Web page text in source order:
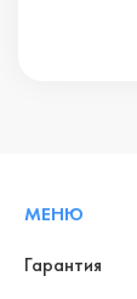
МЕНЮ
Гарантия